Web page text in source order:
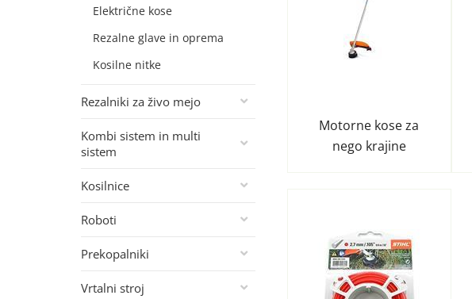
Električne kose
Rezalne glave in oprema
Kosilne nitke
Rezalniki za živo mejo
Kombi sistem in multi
sistem
Kosilnice
Roboti
Prekopalniki
Vrtalni stroj
Motorne kose za
nego krajine